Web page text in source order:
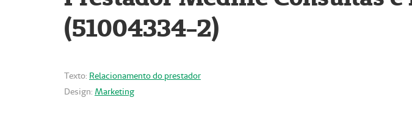
(51004334-2)
Texto: Relacionamento do prestador
Design: Marketing